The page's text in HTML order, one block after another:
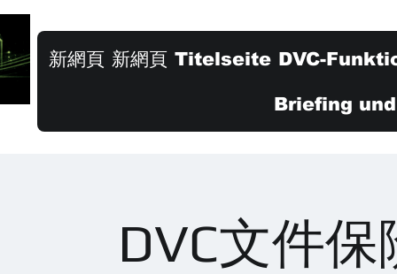
新網頁 新網頁 Titelseite DVC-
Briefing
DVC文件